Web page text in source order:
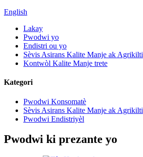
English
Lakay
Pwodwi yo
Endistri ou yo
Sèvis Asirans Kalite Manje ak Agrikilti
Kontwòl Kalite Manje trete
Kategori
Pwodwi Konsomatè
Sèvis Asirans Kalite Manje ak Agrikilti
Pwodwi Endistriyèl
Pwodwi ki prezante yo